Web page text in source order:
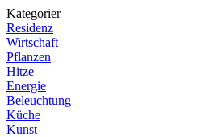
Kategorier
Residenz
Wirtschaft
Pflanzen
Hitze
Energie
Beleuchtung
Küche
Kunst